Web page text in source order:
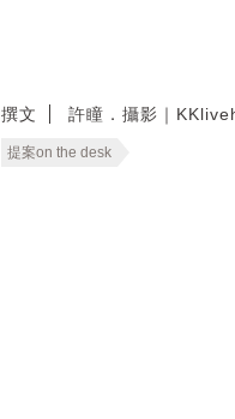
撰文 許瞳．攝影｜
提案on the desk